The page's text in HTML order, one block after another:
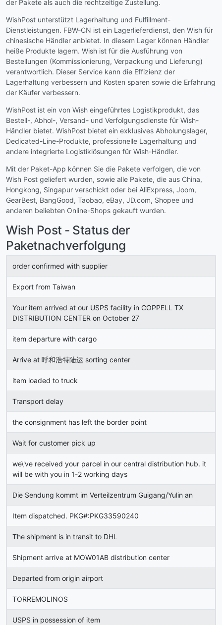
der Pakete als auch die rechtzeitige Zustellung.
WishPost unterstützt Lagerhaltung und Fulfillment-
Dienstleistungen. FBW-CN ist ein Lagerlieferdienst, den Wish für
chinesische Händler anbietet. In diesem Lager können Händler
heiße Produkte lagern. Wish ist für die Ausführung von
Bestellungen (Kommissionierung, Verpackung und Lieferung)
verantwortlich. Dieser Service kann die Effizienz der
Lagerhaltung verbessern und Kosten sparen sowie die Erfahrung
der Käufer verbessern.
WishPost ist ein von Wish eingeführtes Logistikprodukt, das
Bestell-, Abhol-, Versand- und Verfolgungsdienste für Wish-
Händler bietet. WishPost bietet ein exklusives Abholungslager,
Dedicated-Line-Produkte, professionelle Lagerhaltung und
andere integrierte Logistiklösungen für Wish-Händler.
Mit der Paket-App können Sie die Pakete verfolgen, die von
Wish Post geliefert wurden, sowie alle Pakete, die aus China,
Hongkong, Singapur verschickt oder bei AliExpress, Joom,
GearBest, BangGood, Taobao, eBay, JD.com, Shopee und
anderen beliebten Online-Shops gekauft wurden.
Wish Post - Status der
Paketnachverfolgung
order confirmed with supplier
Export from Taiwan
Your item arrived at our USPS facility in COPPELL TX
DISTRIBUTION CENTER on October 27
item departure with cargo
Arrive at 呼和浩特陆运 sorting center
item loaded to truck
Transport delay
the consignment has left the border point
Wait for customer pick up
we\'ve received your parcel in our central distribution hub. it
will be with you in 1-2 working days
Die Sendung kommt im Verteilzentrum Guigang/Yulin an
Item dispatched. PKG#:PKG33590240
The shipment is in transit to DHL
Shipment arrive at MOW01AB distribution center
Departed from origin airport
TORREMOLINOS
USPS in possession of item